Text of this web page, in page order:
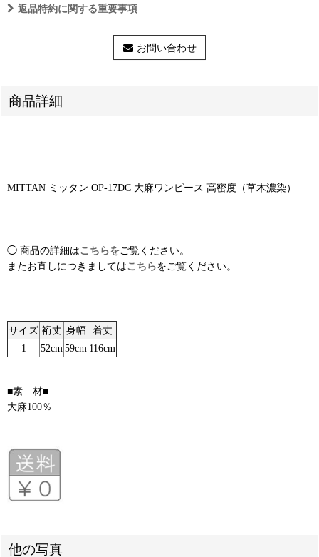
返品特約に関する重要事項
お問い合わせ
商品詳細
MITTAN ミッタン OP-17DC 大麻ワンピース 高密度（草木濃染）
◯ 商品の詳細はこちらをご覧ください。
またお直しにつきましてはこちらをご覧ください。
サイズ 裄丈 身幅 着丈
1
52cm 59cm 116cm
■素 材■
大麻100％
他の写真